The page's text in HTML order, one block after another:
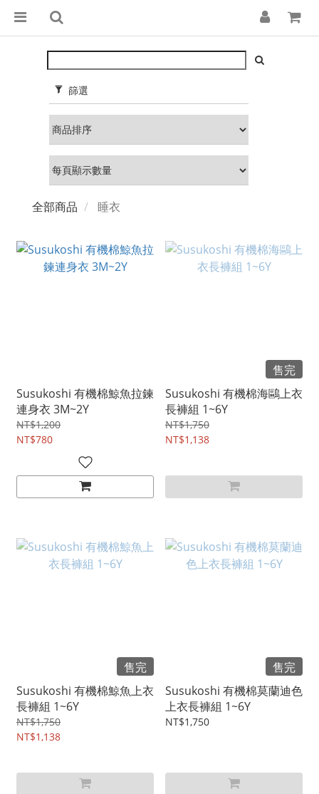
篩選
全部商品 睡衣
Susukoshi 有機棉鯨魚拉鍊
連身衣 3M~2Y
NT$1,200
NT$780
售完
Susukoshi 有機棉海鷗上衣
長褲組 1~6Y
NT$1,750
NT$1,138
售完
Susukoshi 有機棉鯨魚上衣
長褲組 1~6Y
NT$1,750
NT$1,138
售完
Susukoshi 有機棉莫蘭迪色
上衣長褲組 1~6Y
NT$1,750